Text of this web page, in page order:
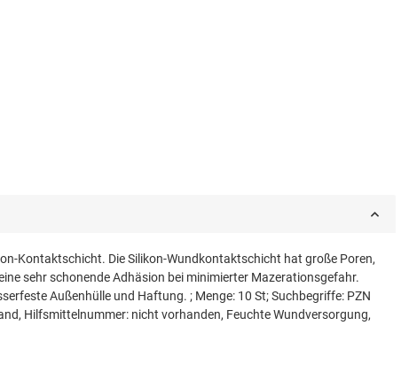
Kontaktschicht. Die Silikon-Wundkontaktschicht hat große Poren,
sehr schonende Adhäsion bei minimierter Mazerationsgefahr.
Außenhülle und Haftung. ; Menge: 10 St; Suchbegriffe: PZN
Hilfsmittelnummer: nicht vorhanden, Feuchte Wundversorgung,